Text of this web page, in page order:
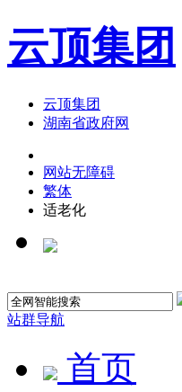
云顶集团
云顶集团
湖南省政府网
网站无障碍
繁体
适老化
站群导航
首页